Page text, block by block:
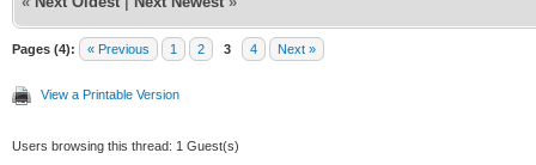
Pages (4): « Previous 1 2 3 4 Next »
View a Printable Version
Users browsing this thread: 1 Guest(s)